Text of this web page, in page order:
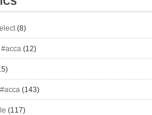
(8)
(12)
(143)
(117)